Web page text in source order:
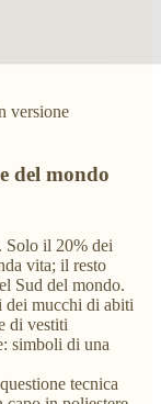
versione
del mondo
Solo il 20% dei
vita; il resto
Sud del mondo.
dei mucchi di abiti
di vestiti
simboli di una
tecnica